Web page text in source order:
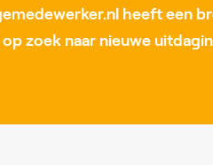
heeft een
op zoek naar nieuwe